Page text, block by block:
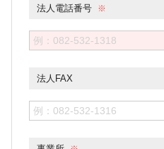
法人電話番号
法人FAX